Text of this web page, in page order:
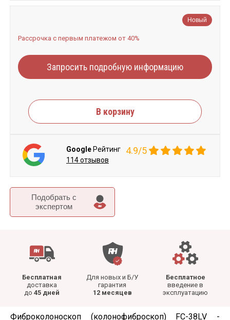
Подобрать c
экспертом
Бесплатная
доставка
до 45 дней
Для новых и Б/У
гарантия
12 месяцев
Бесплатное
введение в
эксплуатацию
Новый
Рассрочка с первым платежом от 40%
Запросить подробную информацию
В корзину
Google Рейтинг 4.9/5
114 отзывов
Фиброколоноскоп (колонофиброскоп) FC-38LV -